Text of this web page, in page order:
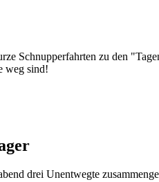
Schnupperfahrten zu den
weg sind!
drei Unentwegte